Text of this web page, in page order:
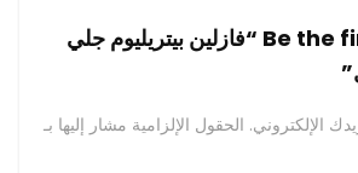
Be the first to review “فازلين بيتريليوم جلي
الإلكتروني. الحقول الإلزامية مشار إليها بـ